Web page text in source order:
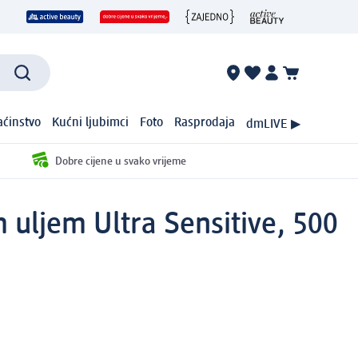
Kućni ljubimci Foto Rasprodaja dmLIVE ▶
Dobre cijene u svako vrijeme
uljem Ultra Sensitive, 500